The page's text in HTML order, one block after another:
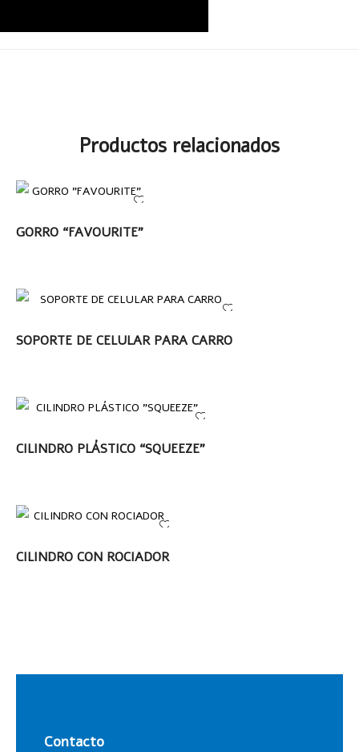
Productos relacionados
LEER MÁS
GORRO “FAVOURITE”
LEER MÁS
SOPORTE DE CELULAR PARA CARRO
LEER MÁS
CILINDRO PLÁSTICO “SQUEEZE”
LEER MÁS
CILINDRO CON ROCIADOR
Contacto